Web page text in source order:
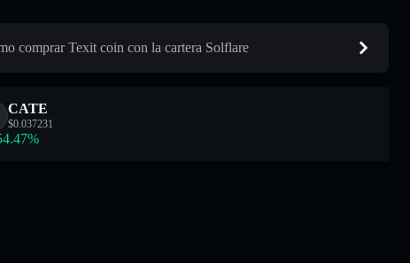
comprar Texit coin con la cartera Solflare
CATE
$0.037231
%